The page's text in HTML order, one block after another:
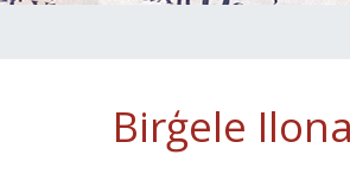
Birģele Ilona